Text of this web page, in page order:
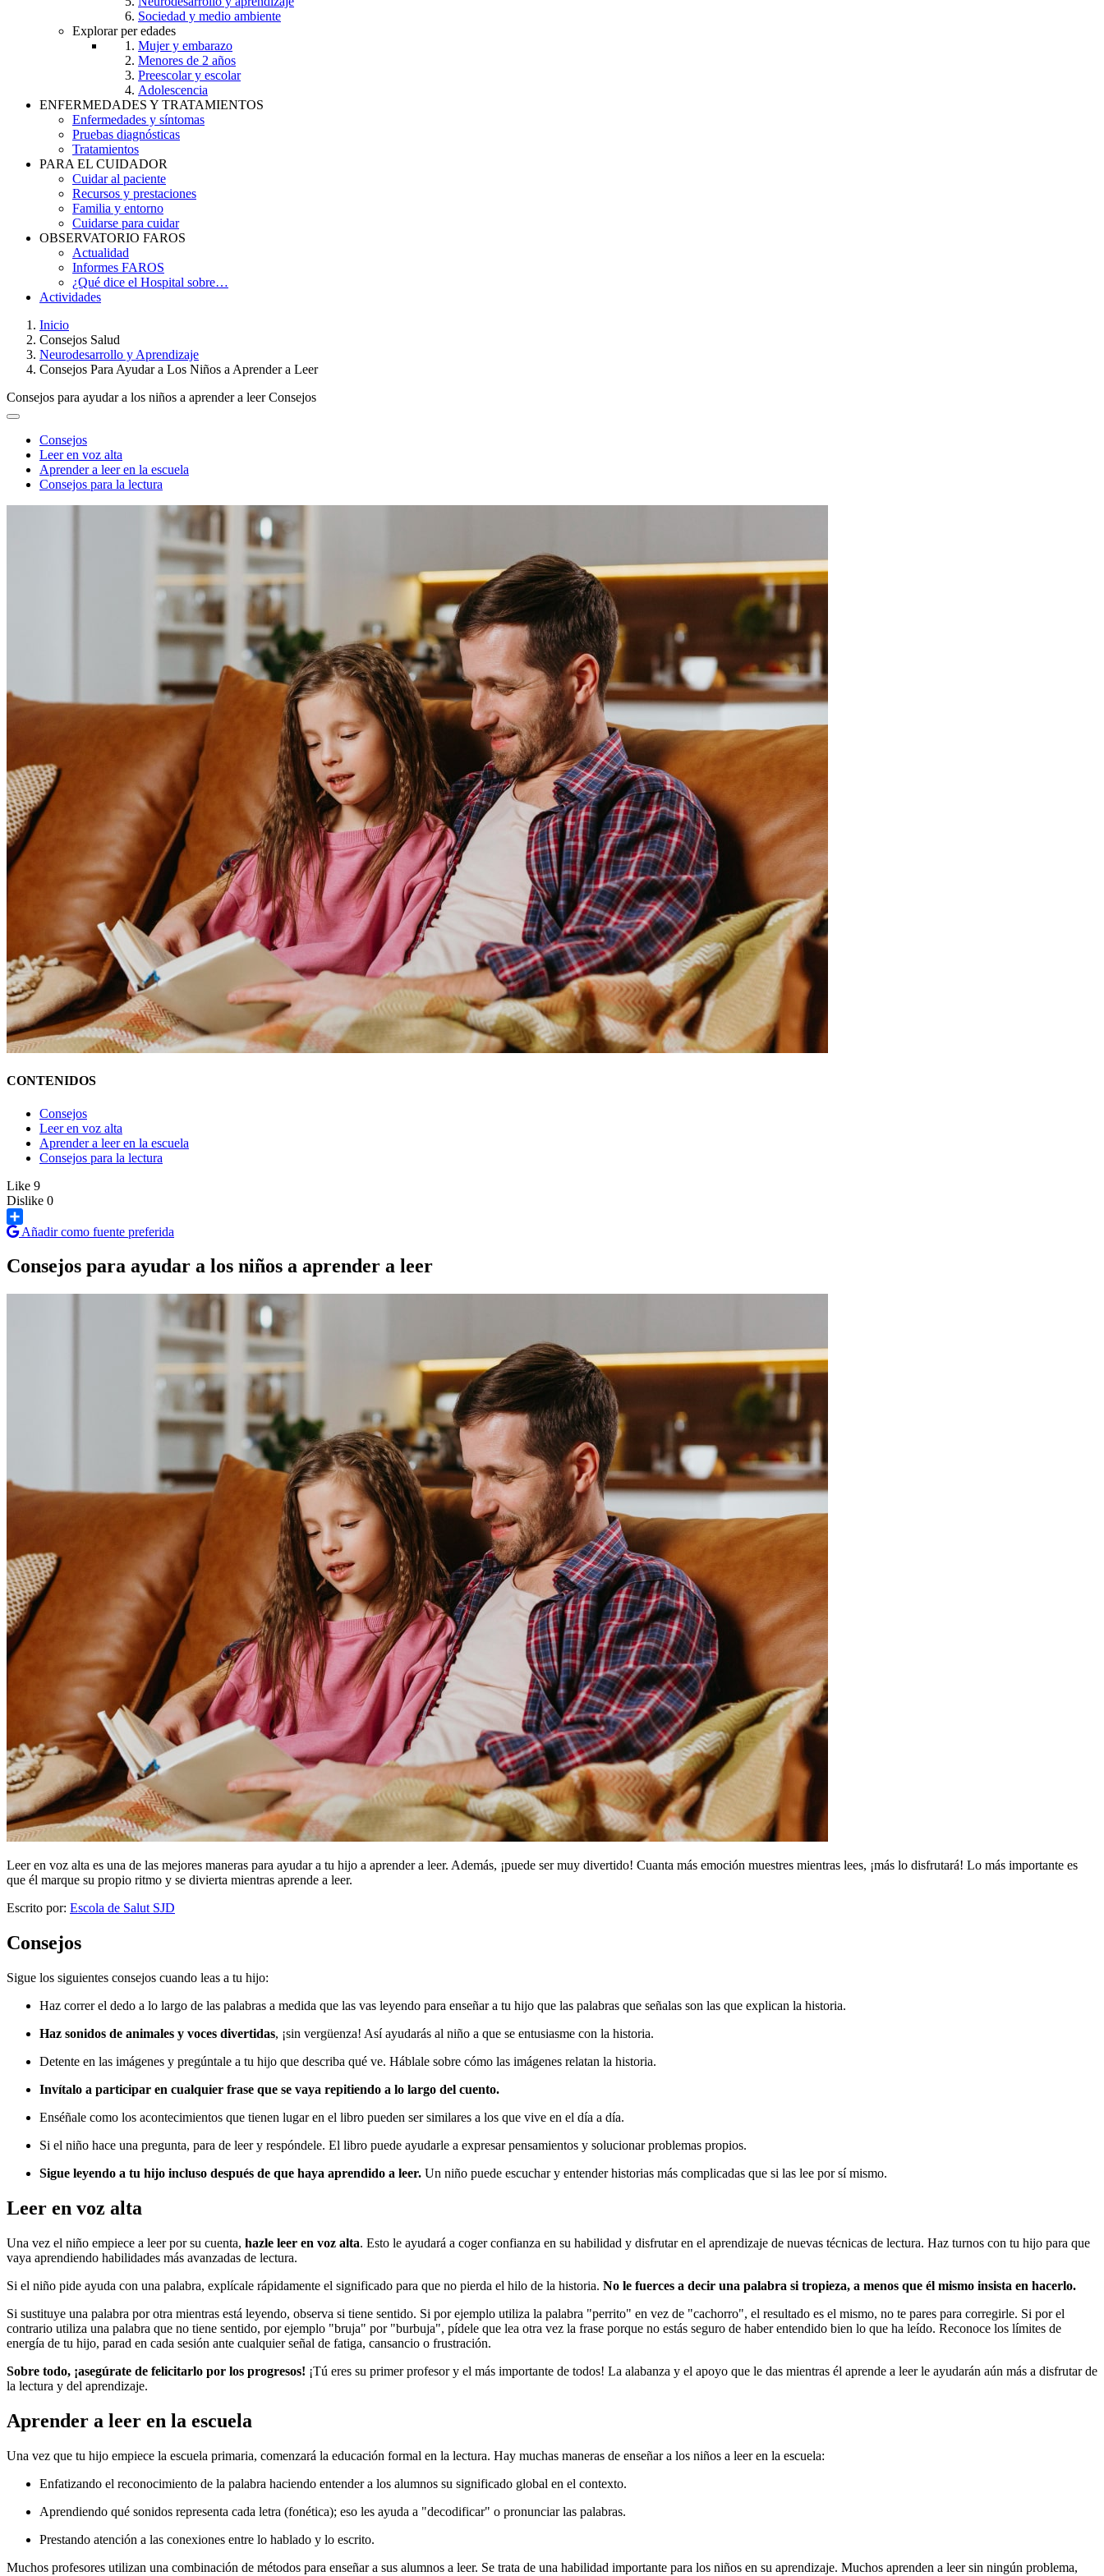
Sociedad y medio ambiente
Explorar per edades
Mujer y embarazo
Menores de 2 años
Preescolar y escolar
Adolescencia
ENFERMEDADES Y TRATAMIENTOS
Enfermedades y síntomas
Pruebas diagnósticas
Tratamientos
PARA EL CUIDADOR
Cuidar al paciente
Recursos y prestaciones
Familia y entorno
Cuidarse para cuidar
OBSERVATORIO FAROS
Actualidad
Informes FAROS
¿Qué dice el Hospital sobre…
Actividades
Breadcrumb
Inicio
Consejos Salud
Neurodesarrollo y Aprendizaje
Consejos Para Ayudar a Los Niños a Aprender a Leer
Consejos para ayudar a los niños a aprender a leer Consejos
Consejos
Leer en voz alta
Aprender a leer en la escuela
Consejos para la lectura
CONTENIDOS
Consejos
Leer en voz alta
Aprender a leer en la escuela
Consejos para la lectura
Like 9
Dislike 0
Share
Añadir como fuente preferida
Consejos para ayudar a los niños a aprender a leer
Leer en voz alta es una de las mejores maneras para ayudar a tu hijo a aprender a leer. Además, ¡puede ser muy divertido! Cuanta más emoción muestres mientras lees, ¡más lo disfrutará! Lo más importante es
que él marque su propio ritmo y se divierta mientras aprende a leer.
Escrito por: Escola de Salut SJD
Consejos
Sigue los siguientes consejos cuando leas a tu hijo:
Haz correr el dedo a lo largo de las palabras a medida que las vas leyendo para enseñar a tu hijo que las palabras que señalas son las que explican la historia.
Haz sonidos de animales y voces divertidas, ¡sin vergüenza! Así ayudarás al niño a que se entusiasme con la historia.
Detente en las imágenes y pregúntale a tu hijo que describa qué ve. Háblale sobre cómo las imágenes relatan la historia.
Invítalo a participar en cualquier frase que se vaya repitiendo a lo largo del cuento.
Enséñale como los acontecimientos que tienen lugar en el libro pueden ser similares a los que vive en el día a día.
Si el niño hace una pregunta, para de leer y respóndele. El libro puede ayudarle a expresar pensamientos y solucionar problemas propios.
Sigue leyendo a tu hijo incluso después de que haya aprendido a leer. Un niño puede escuchar y entender historias más complicadas que si las lee por sí mismo.
Leer en voz alta
Una vez el niño empiece a leer por su cuenta, hazle leer en voz alta. Esto le ayudará a coger confianza en su habilidad y disfrutar en el aprendizaje de nuevas técnicas de lectura. Haz turnos con tu hijo para que
vaya aprendiendo habilidades más avanzadas de lectura.
Si el niño pide ayuda con una palabra, explícale rápidamente el significado para que no pierda el hilo de la historia. No le fuerces a decir una palabra si tropieza, a menos que él mismo insista en hacerlo.
Si sustituye una palabra por otra mientras está leyendo, observa si tiene sentido. Si por ejemplo utiliza la palabra "perrito" en vez de "cachorro", el resultado es el mismo, no te pares para corregirle. Si por el
contrario utiliza una palabra que no tiene sentido, por ejemplo "bruja" por "burbuja", pídele que lea otra vez la frase porque no estás seguro de haber entendido bien lo que ha leído. Reconoce los límites de
energía de tu hijo, parad en cada sesión ante cualquier señal de fatiga, cansancio o frustración.
Sobre todo, ¡asegúrate de felicitarlo por los progresos! ¡Tú eres su primer profesor y el más importante de todos! La alabanza y el apoyo que le das mientras él aprende a leer le ayudarán aún más a disfrutar de
la lectura y del aprendizaje.
Aprender a leer en la escuela
Una vez que tu hijo empiece la escuela primaria, comenzará la educación formal en la lectura. Hay muchas maneras de enseñar a los niños a leer en la escuela:
Enfatizando el reconocimiento de la palabra haciendo entender a los alumnos su significado global en el contexto.
Aprendiendo qué sonidos representa cada letra (fonética); eso les ayuda a "decodificar" o pronunciar las palabras.
Prestando atención a las conexiones entre lo hablado y lo escrito.
Muchos profesores utilizan una combinación de métodos para enseñar a sus alumnos a leer. Se trata de una habilidad importante para los niños en su aprendizaje. Muchos aprenden a leer sin ningún problema,